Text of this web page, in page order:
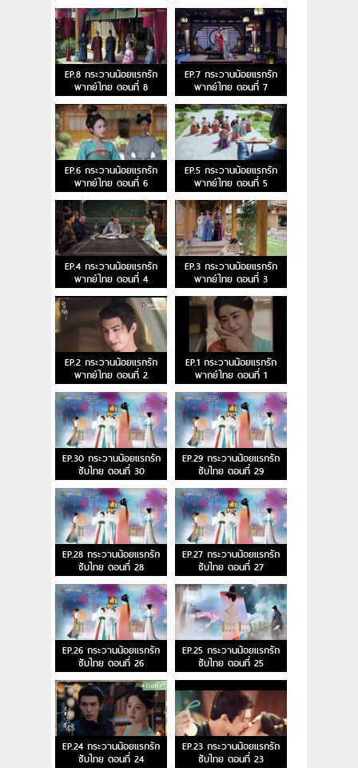
EP.8 กระวานน้อยแรกรัก
พากย์ไทย ตอนที่ 8
EP.7 กระวานน้อยแรกรัก
พากย์ไทย ตอนที่ 7
EP.6 กระวานน้อยแรกรัก
พากย์ไทย ตอนที่ 6
EP.5 กระวานน้อยแรกรัก
พากย์ไทย ตอนที่ 5
EP.4 กระวานน้อยแรกรัก
พากย์ไทย ตอนที่ 4
EP.3 กระวานน้อยแรกรัก
พากย์ไทย ตอนที่ 3
EP.2 กระวานน้อยแรกรัก
พากย์ไทย ตอนที่ 2
EP.1 กระวานน้อยแรกรัก
พากย์ไทย ตอนที่ 1
EP.30 กระวานน้อยแรกรัก
ซับไทย ตอนที่ 30
EP.29 กระวานน้อยแรกรัก
ซับไทย ตอนที่ 29
EP.28 กระวานน้อยแรกรัก
ซับไทย ตอนที่ 28
EP.27 กระวานน้อยแรกรัก
ซับไทย ตอนที่ 27
EP.26 กระวานน้อยแรกรัก
ซับไทย ตอนที่ 26
EP.25 กระวานน้อยแรกรัก
ซับไทย ตอนที่ 25
EP.24 กระวานน้อยแรกรัก
ซับไทย ตอนที่ 24
EP.23 กระวานน้อยแรกรัก
ซับไทย ตอนที่ 23